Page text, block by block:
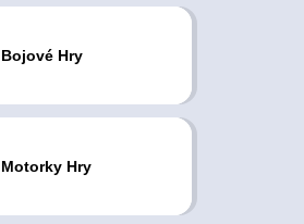
Bojové Hry
Motorky Hry